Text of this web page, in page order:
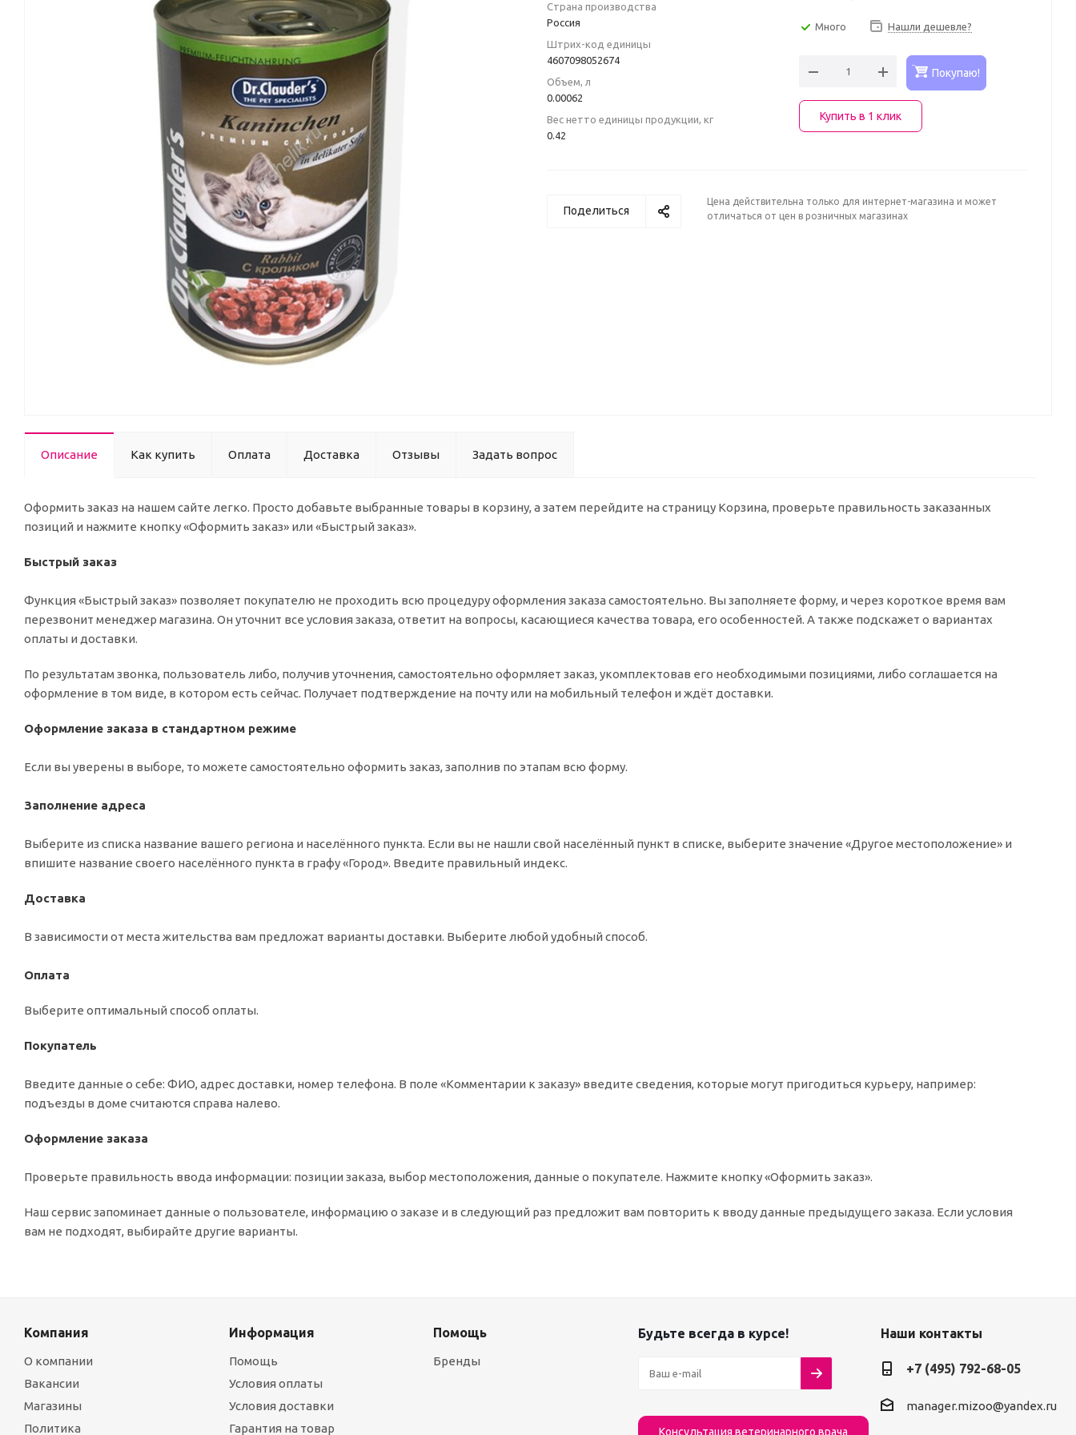
Страна производства
Poccия
Штрих-код единицы
4607098052674
Объем, л
0.00062
Вес нетто единицы продукции, кг
0.42
Много Нашли дешевле?
Покупаю!
Купить в 1 клик
Поделиться
Цена действительна только для интернет-магазина и может
отличаться от цен в розничных магазинах
Описание Как купить Оплата Доставка Отзывы Задать вопрос
Оформить заказ на нашем сайте легко. Просто добавьте выбранные товары в корзину, а затем перейдите на страницу Корзина, проверьте правильность заказанных
позиций и нажмите кнопку «Оформить заказ» или «Быстрый заказ».
Быстрый заказ
Функция «Быстрый заказ» позволяет покупателю не проходить всю процедуру оформления заказа самостоятельно. Вы заполняете форму, и через короткое время вам
перезвонит менеджер магазина. Он уточнит все условия заказа, ответит на вопросы, касающиеся качества товара, его особенностей. А также подскажет о вариантах
оплаты и доставки.
По результатам звонка, пользователь либо, получив уточнения, самостоятельно оформляет заказ, укомплектовав его необходимыми позициями, либо соглашается на
оформление в том виде, в котором есть сейчас. Получает подтверждение на почту или на мобильный телефон и ждёт доставки.
Оформление заказа в стандартном режиме
Если вы уверены в выборе, то можете самостоятельно оформить заказ, заполнив по этапам всю форму.
Заполнение адреса
Выберите из списка название вашего региона и населённого пункта. Если вы не нашли свой населённый пункт в списке, выберите значение «Другое местоположение» и
впишите название своего населённого пункта в графу «Город». Введите правильный индекс.
Доставка
В зависимости от места жительства вам предложат варианты доставки. Выберите любой удобный способ.
Оплата
Выберите оптимальный способ оплаты.
Покупатель
Введите данные о себе: ФИО, адрес доставки, номер телефона. В поле «Комментарии к заказу» введите сведения, которые могут пригодиться курьеру, например:
подъезды в доме считаются справа налево.
Оформление заказа
Проверьте правильность ввода информации: позиции заказа, выбор местоположения, данные о покупателе. Нажмите кнопку «Оформить заказ».
Наш сервис запоминает данные о пользователе, информацию о заказе и в следующий раз предложит вам повторить к вводу данные предыдущего заказа. Если условия
вам не подходят, выбирайте другие варианты.
Компания
О компании
Вакансии
Магазины
Политика
Информация
Помощь
Условия оплаты
Условия доставки
Гарантия на товар
Помощь
Бренды
Будьте всегда в курсе!
Консультация ветеринарного врача
Наши контакты
+7 (495) 792-68-05
manager.mizoo@yandex.ru